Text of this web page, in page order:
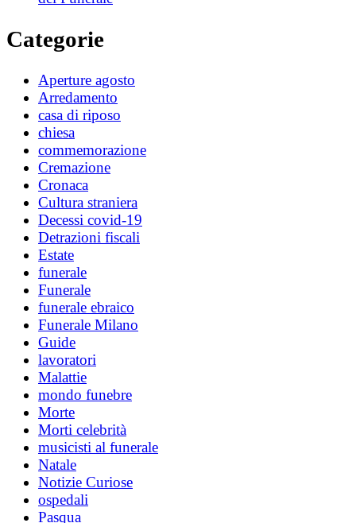
Categorie
Aperture agosto
Arredamento
casa di riposo
chiesa
commemorazione
Cremazione
Cronaca
Cultura straniera
Decessi covid-19
Detrazioni fiscali
Estate
funerale
Funerale
funerale ebraico
Funerale Milano
Guide
lavoratori
Malattie
mondo funebre
Morte
Morti celebrità
musicisti al funerale
Natale
Notizie Curiose
ospedali
Pasqua